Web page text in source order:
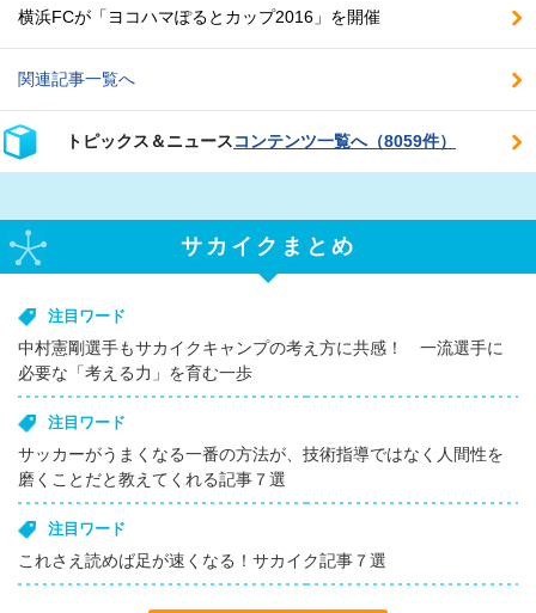
横浜FCが「ヨコハマぽるとカップ2016」を開催
関連記事一覧へ
トピックス＆ニュースコンテンツ一覧へ（8059件）
サカイクまとめ
注目ワード
中村憲剛選手もサカイクキャンプの考え方に共感！ 一流選手に
必要な「考える力」を育む一歩
注目ワード
サッカーがうまくなる一番の方法が、技術指導ではなく人間性を
磨くことだと教えてくれる記事７選
注目ワード
これさえ読めば足が速くなる！サカイク記事７選